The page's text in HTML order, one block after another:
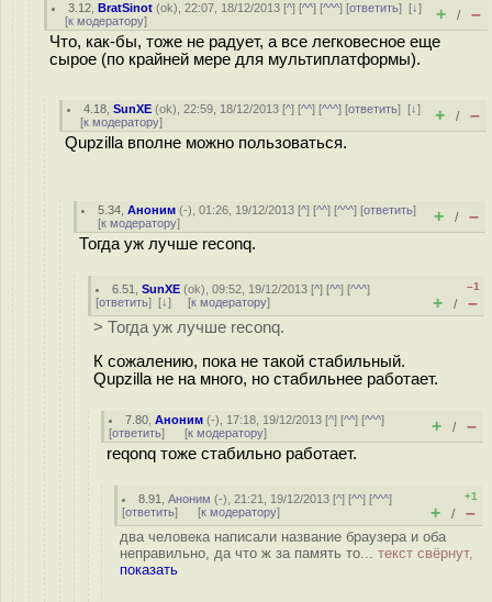
3.12 ,BratSinot (ok), 22:07, 18/12/2013 [^] [^^] [^^^] [ответить][↓]
[к модератору] + / –
Что, как-бы, тоже не радует, а все легковесное еще
сырое (по крайней мере для мультиплатформы).
4.18 ,SunXE (ok), 22:59, 18/12/2013 [^] [^^] [^^^] [ответить][↓]
[к модератору] + / –
Qupzilla вполне можно пользоваться.
5.34 ,Аноним (-), 01:26, 19/12/2013 [^] [^^] [^^^] [ответить]
[к модератору] + / –
Тогда уж лучше reconq.
6.51 ,SunXE (ok), 09:52, 19/12/2013 [^] [^^] [^^^]
[ответить] [↓] [к модератору]
–1
+ / –
> Тогда уж лучше reconq.
К сожалению, пока не такой стабильный.
Qupzilla не на много, но стабильнее работает.
7.80 ,Аноним (-), 17:18, 19/12/2013 [^] [^^] [^^^]
[ответить] [к модератору] + / –
reqonq тоже стабильно работает.
8.91 ,Аноним (-), 21:21, 19/12/2013 [^] [^^] [^^^]
[ответить] [к модератору]
+1
+ / –
два человека написали название браузера и оба
неправильно, да что ж за память то... текст свёрнут,
показать